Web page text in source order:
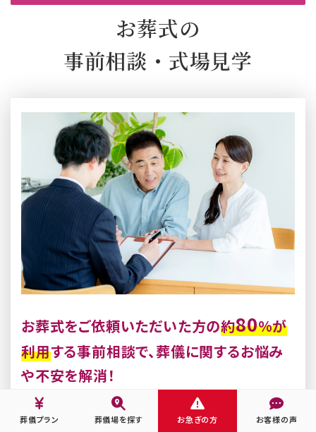
葬儀プラン 葬儀場を探す お急ぎの方 お客様の声
お葬式の
事前相談・式場見学
お葬式をご依頼いただいた方の約80%が
利用する事前相談で、葬儀に関するお悩み
や不安を解消！
もしもの時に落ち着いてご葬儀を行うために、事